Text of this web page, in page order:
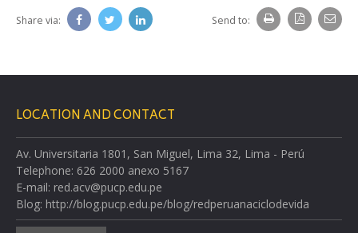
Share via: Send to:
LOCATION AND CONTACT
Av. Universitaria 1801, San Miguel, Lima 32, Lima - Perú
Telephone: 626 2000 anexo 5167
E-mail: red.acv@pucp.edu.pe
Blog: http://blog.pucp.edu.pe/blog/redperuanaciclodevida